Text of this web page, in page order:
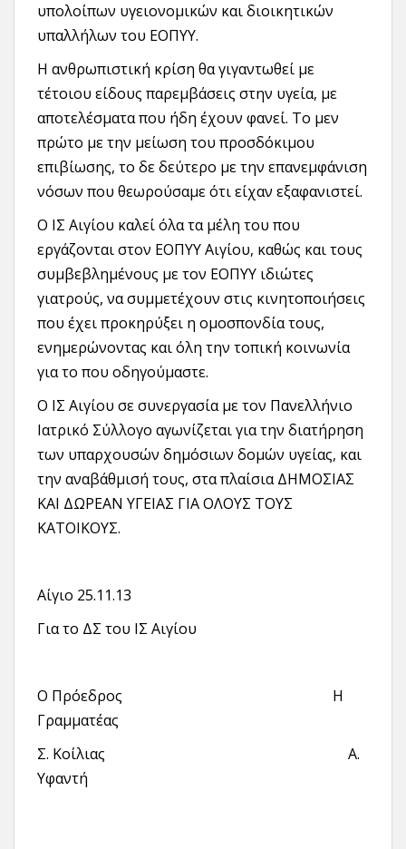
υπολοίπων υγειονομικών και διοικητικών
υπαλλήλων του ΕΟΠΥΥ.
Η ανθρωπιστική κρίση θα γιγαντωθεί με
τέτοιου είδους παρεμβάσεις στην υγεία, με
αποτελέσματα που ήδη έχουν φανεί. Το μεν
πρώτο με την μείωση του προσδόκιμου
επιβίωσης, το δε δεύτερο με την επανεμφάνιση
νόσων που θεωρούσαμε ότι είχαν εξαφανιστεί.
Ο ΙΣ Αιγίου καλεί όλα τα μέλη του που
εργάζονται στον ΕΟΠΥΥ Αιγίου, καθώς και τους
συμβεβλημένους με τον ΕΟΠΥΥ ιδιώτες
γιατρούς, να συμμετέχουν στις κινητοποιήσεις
που έχει προκηρύξει η ομοσπονδία τους,
ενημερώνοντας και όλη την τοπική κοινωνία
για το που οδηγούμαστε.
Ο ΙΣ Αιγίου σε συνεργασία με τον Πανελλήνιο
Ιατρικό Σύλλογο αγωνίζεται για την διατήρηση
των υπαρχουσών δημόσιων δομών υγείας, και
την αναβάθμισή τους, στα πλαίσια ΔΗΜΟΣΙΑΣ
ΚΑΙ ΔΩΡΕΑΝ ΥΓΕΙΑΣ ΓΙΑ ΟΛΟΥΣ ΤΟΥΣ
ΚΑΤΟΙΚΟΥΣ.
Αίγιο 25.11.13
Για το ΔΣ του ΙΣ Αιγίου
Ο Πρόεδρος Η
Γραμματέας
Σ. Κοίλιας Α.
Υφαντή